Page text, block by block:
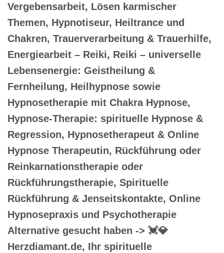
Vergebensarbeit, Lösen karmischer
Themen, Hypnotiseur, Heiltrance und
Chakren, Trauerverarbeitung & Trauerhilfe,
Energiearbeit – Reiki, Reiki – universelle
Lebensenergie: Geistheilung &
Fernheilung, Heilhypnose sowie
Hypnosetherapie mit Chakra Hypnose,
Hypnose-Therapie: spirituelle Hypnose &
Regression, Hypnosetherapeut & Online
Hypnose Therapeutin, Rückführung oder
Reinkarnationstherapie oder
Rückführungstherapie, Spirituelle
Rückführung & Jenseitskontakte, Online
Hypnosepraxis und Psychotherapie
Alternative gesucht haben -> 💓️💎
Herzdiamant.de, Ihr spirituelle